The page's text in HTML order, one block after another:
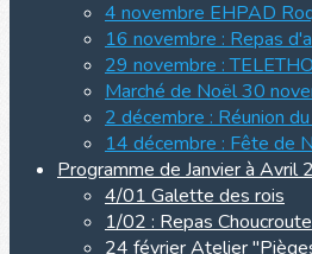
4 novembre EHPAD
16 novembre : Repas
29 novembre :
Marché de Noël 30
2 décembre : Réunion
14 décembre : Fête de
Programme de Janvier à Avril
4/01 Galette des rois
1/02 : Repas Choucroute
24 février Atelier